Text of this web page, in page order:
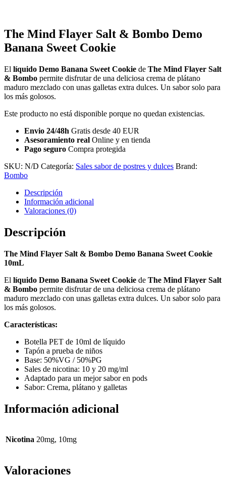
The Mind Flayer Salt & Bombo Demo
Banana Sweet Cookie
El líquido Demo Banana Sweet Cookie de The Mind Flayer Salt
& Bombo permite disfrutar de una deliciosa crema de plátano
maduro mezclado con unas galletas extra dulces. Un sabor solo para
los más golosos.
Este producto no está disponible porque no quedan existencias.
Envio 24/48h Gratis desde 40 EUR
Asesoramiento real Online y en tienda
Pago seguro Compra protegida
SKU: N/D Categoría: Sales sabor de postres y dulces Brand:
Bombo
Descripción
Información adicional
Valoraciones (0)
Descripción
The Mind Flayer Salt & Bombo Demo Banana Sweet Cookie
10mL
El líquido Demo Banana Sweet Cookie de The Mind Flayer Salt
& Bombo permite disfrutar de una deliciosa crema de plátano
maduro mezclado con unas galletas extra dulces. Un sabor solo para
los más golosos.
Características:
Botella PET de 10ml de líquido
Tapón a prueba de niños
Base: 50%VG / 50%PG
Sales de nicotina: 10 y 20 mg/ml
Adaptado para un mejor sabor en pods
Sabor: Crema, plátano y galletas
Información adicional
Nicotina 20mg, 10mg
Valoraciones